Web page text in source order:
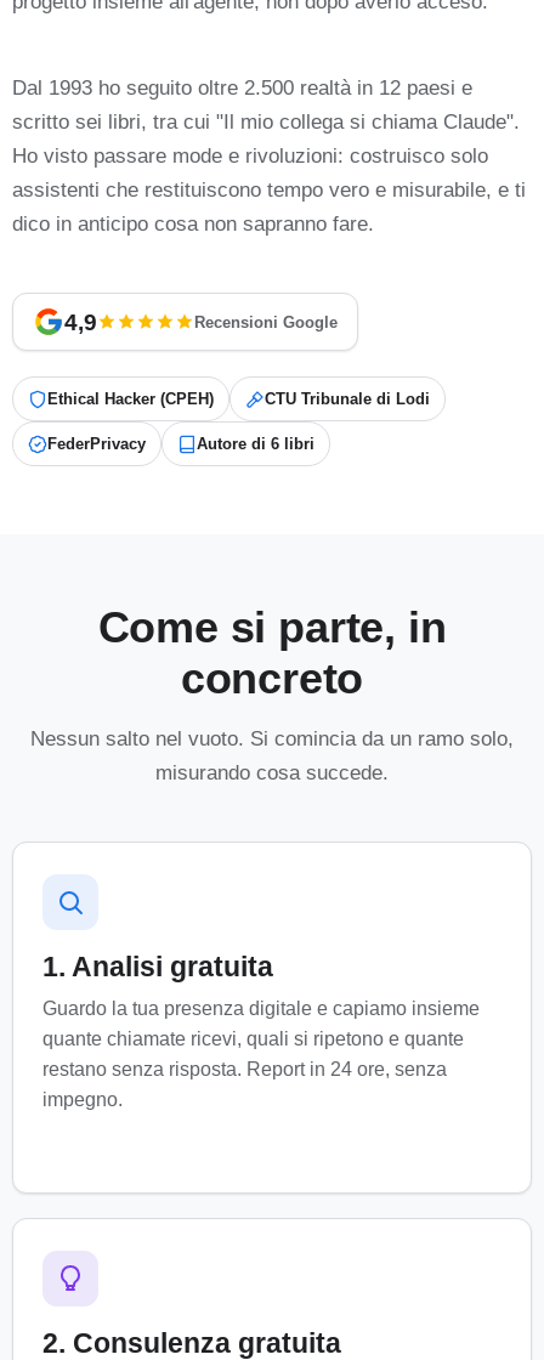
Dal 1993 ho seguito oltre 2.500 realtà in 12 paesi e
scritto sei libri, tra cui "Il mio collega si chiama Claude".
Ho visto passare mode e rivoluzioni: costruisco solo
assistenti che restituiscono tempo vero e misurabile, e ti
dico in anticipo cosa non sapranno fare.
4,9 Recensioni Google
Ethical Hacker (CPEH) CTU Tribunale di Lodi
FederPrivacy Autore di 6 libri
Come si parte, in
concreto
Nessun salto nel vuoto. Si comincia da un ramo solo,
misurando cosa succede.
1. Analisi gratuita
Guardo la tua presenza digitale e capiamo insieme
quante chiamate ricevi, quali si ripetono e quante
restano senza risposta. Report in 24 ore, senza
impegno.
2. Consulenza gratuita